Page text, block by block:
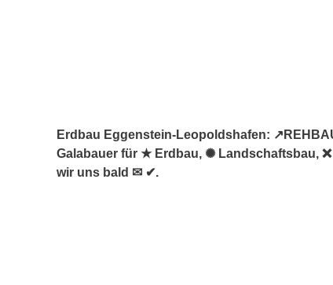
Erdbau Eggenstein-Leopoldshafen:
Galabauer für ★ Erdbau, ✺ Landschaftsbau,
wir uns bald ✉ ✔.